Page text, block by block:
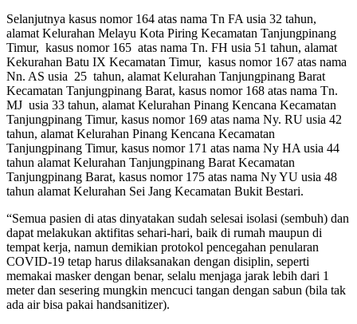
Selanjutnya kasus nomor 164 atas nama Tn FA usia 32 tahun,
alamat Kelurahan Melayu Kota Piring Kecamatan Tanjungpinang
Timur, kasus nomor 165 atas nama Tn. FH usia 51 tahun, alamat
Kekurahan Batu IX Kecamatan Timur, kasus nomor 167 atas nama
Nn. AS usia 25 tahun, alamat Kelurahan Tanjungpinang Barat
Kecamatan Tanjungpinang Barat, kasus nomor 168 atas nama Tn.
MJ usia 33 tahun, alamat Kelurahan Pinang Kencana Kecamatan
Tanjungpinang Timur, kasus nomor 169 atas nama Ny. RU usia 42
tahun, alamat Kelurahan Pinang Kencana Kecamatan
Tanjungpinang Timur, kasus nomor 171 atas nama Ny HA usia 44
tahun alamat Kelurahan Tanjungpinang Barat Kecamatan
Tanjungpinang Barat, kasus nomor 175 atas nama Ny YU usia 48
tahun alamat Kelurahan Sei Jang Kecamatan Bukit Bestari.
“Semua pasien di atas dinyatakan sudah selesai isolasi (sembuh) dan
dapat melakukan aktifitas sehari-hari, baik di rumah maupun di
tempat kerja, namun demikian protokol pencegahan penularan
COVID-19 tetap harus dilaksanakan dengan disiplin, seperti
memakai masker dengan benar, selalu menjaga jarak lebih dari 1
meter dan sesering mungkin mencuci tangan dengan sabun (bila tak
ada air bisa pakai handsanitizer).